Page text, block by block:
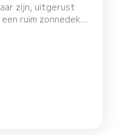
zijn, uitgerust
ruim zonnedek